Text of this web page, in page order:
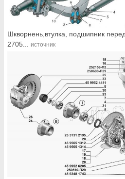
Шкворнень,втулка, подшипник
2705... источник